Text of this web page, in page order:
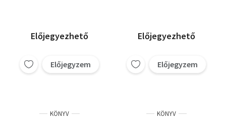
Előjegyezhető
Előjegyzem
Előjegyezhető
Előjegyzem
KÖNYV KÖNYV